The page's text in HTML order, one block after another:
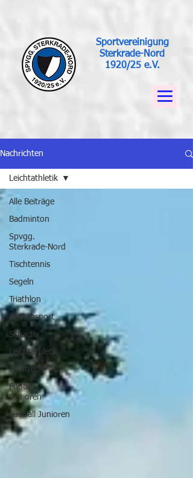
Sportvereinigung
Sterkrade-Nord
1920/25 e.V.
Nachrichten
Alle Beiträge
Badminton
Spvgg.
Sterkrade-Nord
Tischtennis
Segeln
Triathlon
Breitensport
Schach
Leichtathletik
Lauftreff
Fußball
Senioren
Fußball Junioren
Leichtathletik